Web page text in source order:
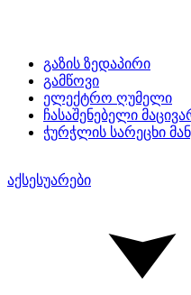
გაზის ზედაპირი
გამწოვი
ელექტრო ღუმელი
ჩასაშენებელი
ჭურჭლის სარეცხი
აქსესუარები